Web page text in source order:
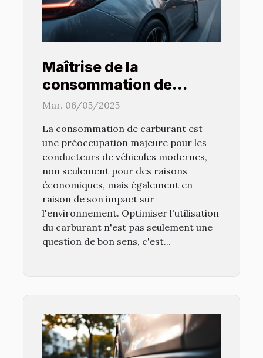
Maîtrise de la
consommation de
carburant techniques
véhicules modernes
Mar. 06/05/2025
La consommation de carburant est
une préoccupation majeure pour les
conducteurs de véhicules modernes,
non seulement pour des raisons
économiques, mais également en
raison de son impact sur
l'environnement. Optimiser l'utilisation
du carburant n'est pas seulement une
question de bon sens, c'est...